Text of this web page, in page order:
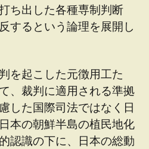
ち出した各種専制判断
するという論理を展開し
を起こした元徴用工た
、裁判に適用される準拠
した国際司法ではなく日
本の朝鮮半島の植民地化
認識の下に、日本の総動